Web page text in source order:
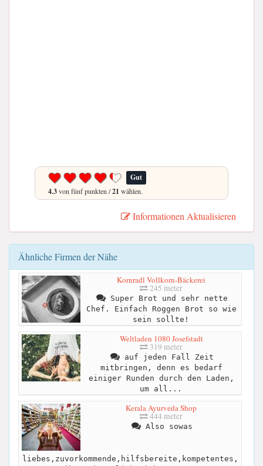
Gut
4.3von fünf punkten /21 wählen.
Informationen Aktualisieren
Ähnliche Firmen der Nähe
Kornradl Vollkorn-Bäckerei
245 meter
Super Brot und sehr nette
Chef. Einfach Roggen Brot so wie
sein sollte!
Weltladen 1080 Josefstadt
319 meter
auf jeden Fall Zeit
mitbringen, denn es bedarf
einiger Runden durch den Laden,
um all...
Kerala Ayurveda Shop
444 meter
Also sowas
liebes,zuvorkommende,hilfsbereite,kompetentes,